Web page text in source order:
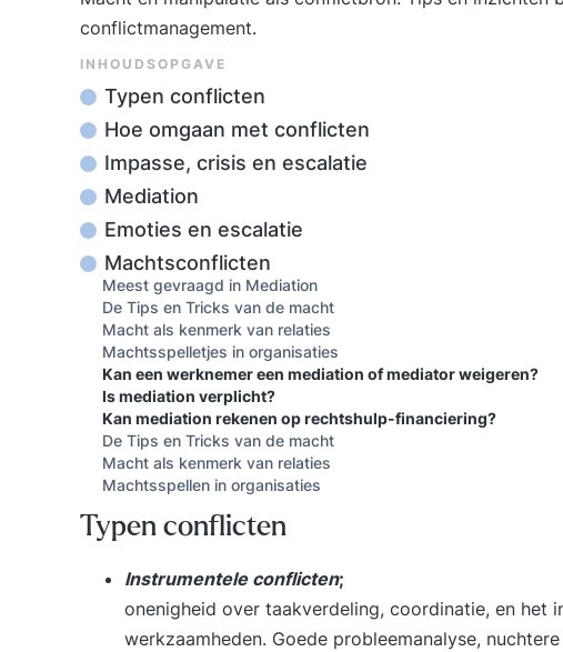
conflictmanagement.
INHOUDSOPGAVE
Typen conflicten
Hoe omgaan met conflicten
Impasse, crisis en escalatie
Mediation
Emoties en escalatie
Machtsconflicten
Meest gevraagd in Mediation
De Tips en Tricks van de macht
Macht als kenmerk van relaties
Machtsspelletjes in organisaties
Kan een werknemer een mediation of mediator weigeren?
Is mediation verplicht?
Kan mediation rekenen op rechtshulp-financiering?
De Tips en Tricks van de macht
Macht als kenmerk van relaties
Machtsspellen in organisaties
Typen conflicten
Instrumentele conflicten;
onenigheid over taakverdeling, coordinatie, en het
werkzaamheden. Goede probleemanalyse,